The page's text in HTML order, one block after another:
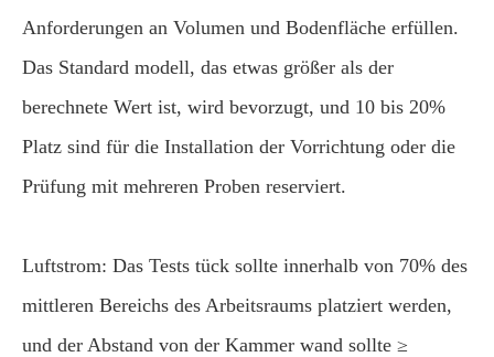
Anforderungen an Volumen und Bodenfläche erfüllen.
Das Standard modell, das etwas größer als der
berechnete Wert ist, wird bevorzugt, und 10 bis 20%
Platz sind für die Installation der Vorrichtung oder die
Prüfung mit mehreren Proben reserviert.
Luftstrom: Das Tests tück sollte innerhalb von 70% des
mittleren Bereichs des Arbeitsraums platziert werden,
und der Abstand von der Kammer wand sollte ≥